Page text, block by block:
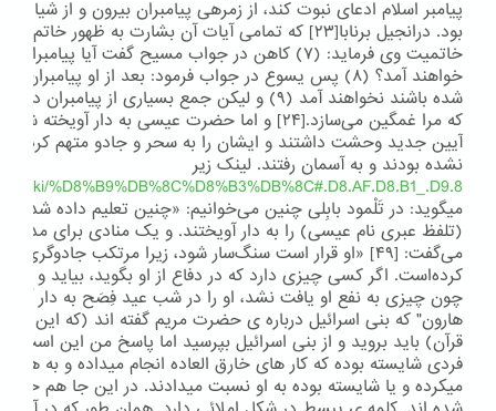
پیامبر اسلام ادعای نبوت کند، از زمره‏ی پیامبران بیرون و از
بود. درانجیل برنابا[۲۳] که تمامی آیات آن بشارت به ظهور
خاتمیت وی فرماید: (۷) کاهن در جواب مسیح گفت آیا
خواهند آمد؟ (۸) پس یسوع در جواب فرمود: بعد از او
شده باشند نخواهند آمد (۹) و لیکن جمع بسیاری از
که مرا غمگین می‌سازد.[۲۴] و اما حضرت عیسی به دار
آیین جدید وحشت داشتند و ایشان را به سحر و جادو متهم کردند.
نشده بودند و به آسمان رفتند. لینک زیر
wiki/%D8%B9%DB%8C%D8%B3%DB%8C#.D8.AF.D8.B1_.D9.8...
میگوید: در تَلْمود بابِلی چنین می‌خوانیم: «چنین تعلیم داده
(تلفظ عبری نام عیسی) را به دار آویختند. و یک منادی برای مدت
می‌گفت: [۴۹] «او قرار است سنگ‌سار شود، زیرا مرتکب جادوگری
کرده‌است. اگر کسی چیزی دارد که در دفاع از او بگوید، بیاید و
چون چیزی به نفع او یافت نشد، او را در شب عید فِصَح به دار
هارون" که بنی اسرائیل درباره ی حضرت مریم گفته اند (که این
قرآن) باید بروید و از بنی اسرائیل بپرسید اما پاسخ من این است
فردی شایسته بوده که کار های خارق العاده انجام میداده و به
میکرده و یا شایسته بوده به او نسبت میدادند. در این جا هم